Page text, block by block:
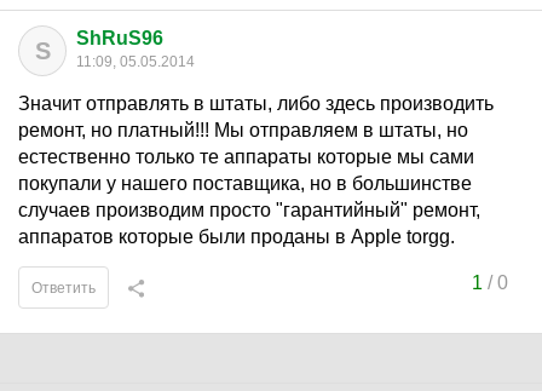
S ShRuS96
11:09, 05.05.2014
Значит отправлять в штаты, либо здесь производить
ремонт, но платный!!! Мы отправляем в штаты, но
естественно только те аппараты которые мы сами
покупали у нашего поставщика, но в большинстве
случаев производим просто "гарантийный" ремонт,
аппаратов которые были проданы в Apple torgg.
1 /0
Ответить